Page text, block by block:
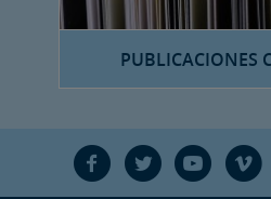
PUBLICACIONES
F T Y V